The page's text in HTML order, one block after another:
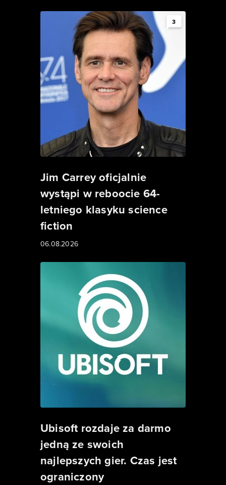
3
Jim Carrey oficjalnie
wystąpi w reboocie 64-
letniego klasyku science
fiction
06.08.2026
Ubisoft rozdaje za darmo
jedną ze swoich
najlepszych gier. Czas jest
ograniczony